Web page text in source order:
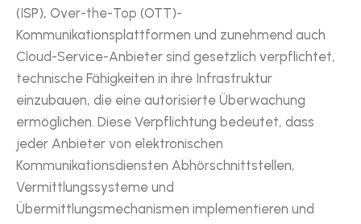
(ISP), Over-the-Top (OTT)-
Kommunikationsplattformen und zunehmend auch
Cloud-Service-Anbieter sind gesetzlich verpflichtet,
technische Fähigkeiten in ihre Infrastruktur
einzubauen, die eine autorisierte Überwachung
ermöglichen. Diese Verpflichtung bedeutet, dass
jeder Anbieter von elektronischen
Kommunikationsdiensten Abhörschnittstellen,
Vermittlungssysteme und
Übermittlungsmechanismen implementieren und